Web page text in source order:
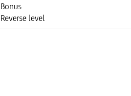
Bonus
Reverse level